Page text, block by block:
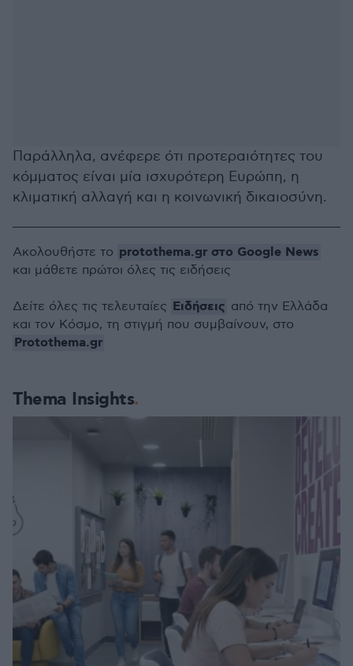
Παράλληλα, ανέφερε ότι προτεραιότητες του
κόμματος είναι μία ισχυρότερη Ευρώπη, η
κλιματική αλλαγή και η κοινωνική δικαιοσύνη.
Thema Insights
Ακολουθήστε το protothema.gr στο Google News
και μάθετε πρώτοι όλες τις ειδήσεις
Δείτε όλες τις τελευταίες Ειδήσεις από την Ελλάδα
και τον Κόσμο, τη στιγμή που συμβαίνουν, στο
Protothema.gr